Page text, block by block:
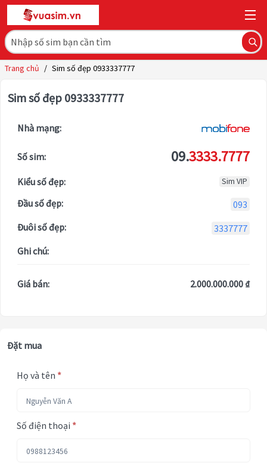
Trang chủ / Sim số đẹp 0933337777
Sim số đẹp 0933337777
Nhà mạng:
Số sim: 09.3333.7777
Kiểu số đẹp: Sim VIP
Đầu số đẹp:
093
Đuôi số đẹp:
3337777
Ghi chú:
Giá bán: 2.000.000.000 ₫
Đặt mua
Họ và tên *
Số điện thoại *